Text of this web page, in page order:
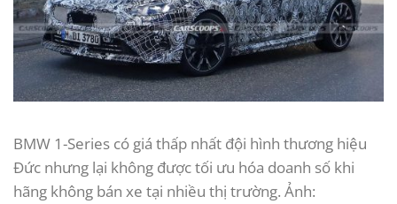
BMW 1-Series có giá thấp nhất đội hình thương hiệu
Đức nhưng lại không được tối ưu hóa doanh số khi
hãng không bán xe tại nhiều thị trường. Ảnh: